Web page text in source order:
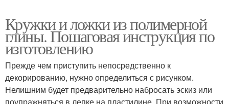
Кружки и ложки из полимерной
глины. Пошаговая инструкция по
изготовлению
Прежде чем приступить непосредственно к
декорированию, нужно определиться с рисунком.
Нелишним будет предварительно набросать эскиз или
поупражняться в лепке на пластилине. При возможности